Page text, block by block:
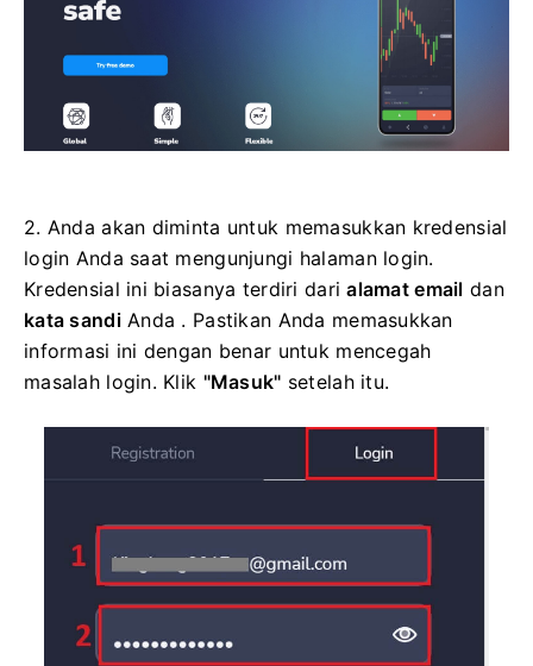
2. Anda akan diminta untuk memasukkan kredensial
login Anda saat mengunjungi halaman login.
Kredensial ini biasanya terdiri darialamat email dan
kata sandiAnda . Pastikan Anda memasukkan
informasi ini dengan benar untuk mencegah
masalah login. Klik "Masuk" setelah itu.